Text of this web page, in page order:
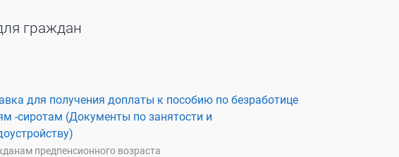
граждан
для получения доплаты к пособию по безработице
-сиротам (Документы по занятости и
предпенсионного возраста